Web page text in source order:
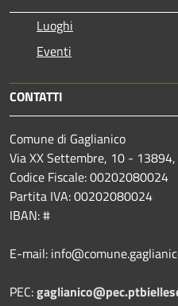
Luoghi
Eventi
CONTATTI
Comune di Gaglianico
Via XX Settembre, 10 - 13894,
Codice Fiscale: 00202080024
Partita IVA: 00202080024
IBAN: #
E-mail:
PEC: